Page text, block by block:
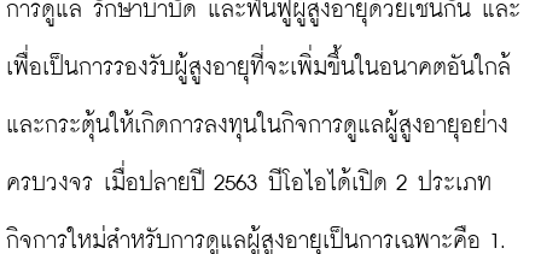
การดูแล รักษาบำบัด และฟื้นฟูผู้สูงอายุด้วยเช่นกัน และ
เพื่อเป็นการรองรับผู้สูงอายุที่จะเพิ่มขึ้นในอนาคตอันใกล้
และกระตุ้นให้เกิดการลงทุนในกิจการดูแลผู้สูงอายุอย่าง
ครบวงจร เมื่อปลายปี 2563 บีโอไอได้เปิด 2 ประเภท
กิจการใหม่สำหรับการดูแลผู้สูงอายุเป็นการเฉพาะคือ 1.